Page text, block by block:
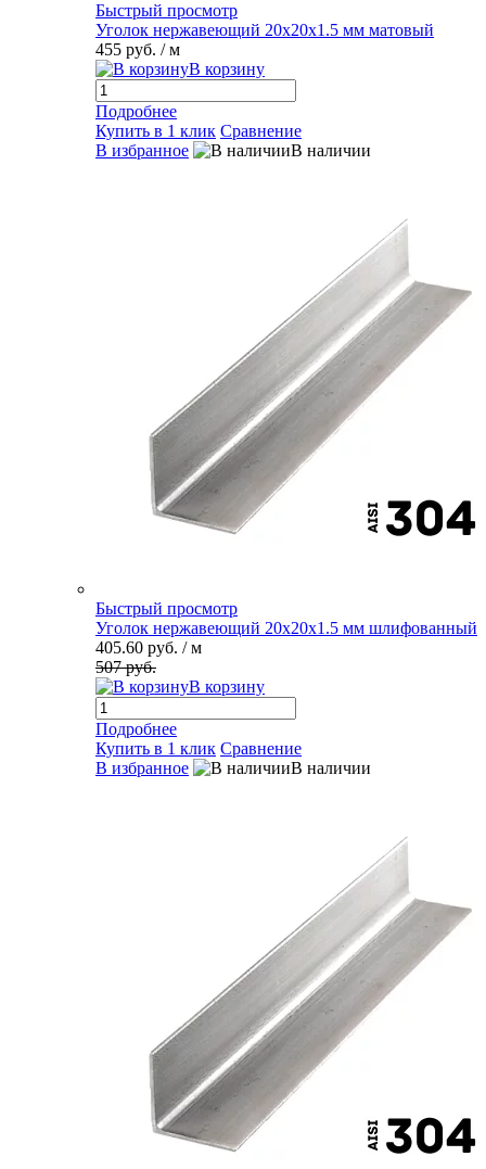
Быстрый просмотр
Уголок нержавеющий 20х20х1.5 мм матовый
455 руб. / м
В корзину
Подробнее
Купить в 1 клик Сравнение
В избранное
В наличии
Быстрый просмотр
Уголок нержавеющий 20х20х1.5 мм шлифованный
405.60 руб. / м
507 руб.
В корзину
Подробнее
Купить в 1 клик Сравнение
В избранное
В наличии